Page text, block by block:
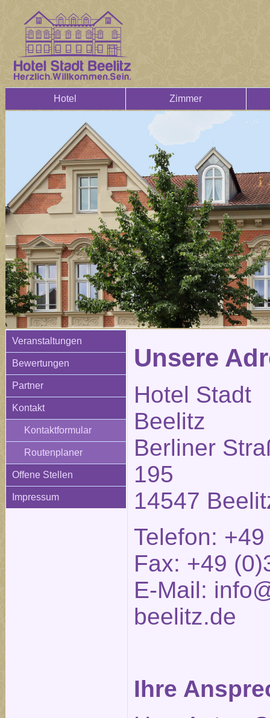
Hotel Zimmer
Veranstaltungen
Bewertungen
Partner
Kontakt
Kontaktformular
Routenplaner
Offene Stellen
Impressum
Unsere
Hotel Stadt
Beelitz
Berliner
195
14547
Telefon:
Fax: +49
E-Mail:
beelitz.de
Ihre